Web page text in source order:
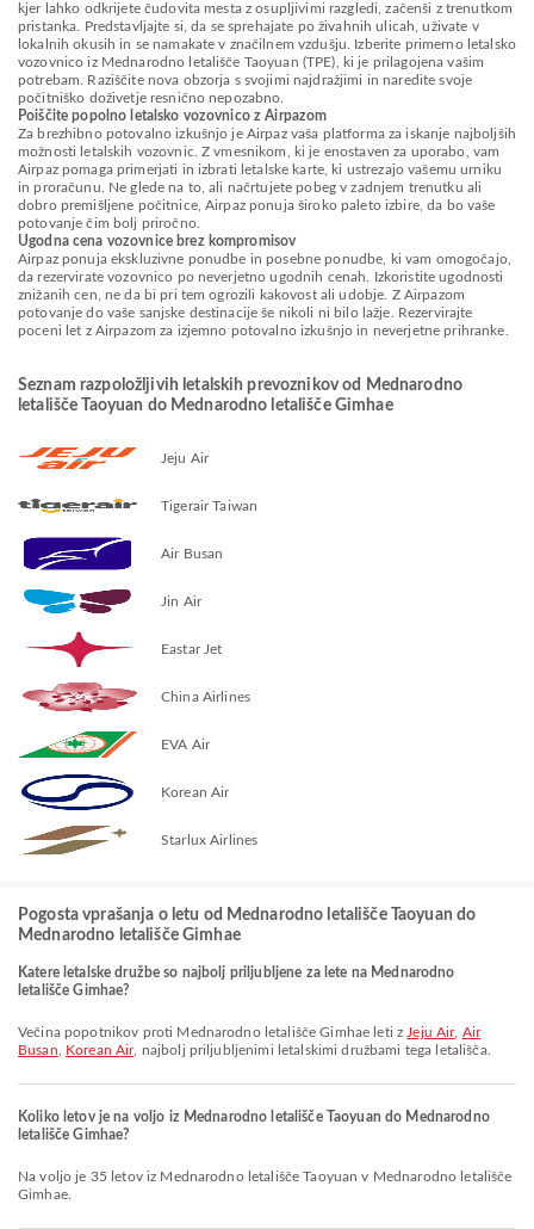
kjer lahko odkrijete čudovita mesta z osupljivimi razgledi, začenši z trenutkom
pristanka. Predstavljajte si, da se sprehajate po živahnih ulicah, uživate v
lokalnih okusih in se namakate v značilnem vzdušju. Izberite primerno letalsko
vozovnico iz Mednarodno letališče Taoyuan (TPE), ki je prilagojena vašim
potrebam. Raziščite nova obzorja s svojimi najdražjimi in naredite svoje
počitniško doživetje resnično nepozabno.
Poiščite popolno letalsko vozovnico z Airpazom
Za brezhibno potovalno izkušnjo je Airpaz vaša platforma za iskanje najboljših
možnosti letalskih vozovnic. Z vmesnikom, ki je enostaven za uporabo, vam
Airpaz pomaga primerjati in izbrati letalske karte, ki ustrezajo vašemu urniku
in proračunu. Ne glede na to, ali načrtujete pobeg v zadnjem trenutku ali
dobro premišljene počitnice, Airpaz ponuja široko paleto izbire, da bo vaše
potovanje čim bolj priročno.
Ugodna cena vozovnice brez kompromisov
Airpaz ponuja ekskluzivne ponudbe in posebne ponudbe, ki vam omogočajo,
da rezervirate vozovnico po neverjetno ugodnih cenah. Izkoristite ugodnosti
znižanih cen, ne da bi pri tem ogrozili kakovost ali udobje. Z Airpazom
potovanje do vaše sanjske destinacije še nikoli ni bilo lažje. Rezervirajte
poceni let z Airpazom za izjemno potovalno izkušnjo in neverjetne prihranke.
Seznam razpoložljivih letalskih prevoznikov od Mednarodno
letališče Taoyuan do Mednarodno letališče Gimhae
Jeju Air
Tigerair Taiwan
Air Busan
Jin Air
Eastar Jet
China Airlines
EVA Air
Korean Air
Starlux Airlines
Pogosta vprašanja o letu od Mednarodno letališče Taoyuan do
Mednarodno letališče Gimhae
Katere letalske družbe so najbolj priljubljene za lete na Mednarodno
letališče Gimhae?
Večina popotnikov proti Mednarodno letališče Gimhae leti z Jeju Air, Air
Busan
Korean Air, najbolj priljubljenimi letalskimi družbami tega letališča.
Koliko letov je na voljo iz Mednarodno letališče Taoyuan do Mednarodno
letališče Gimhae?
Na voljo je 35 letov iz Mednarodno letališče Taoyuan v Mednarodno letališče
Gimhae.